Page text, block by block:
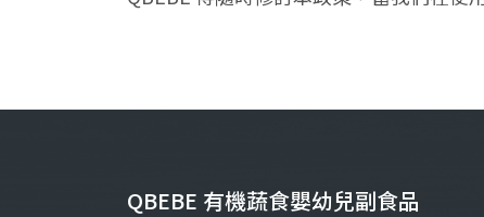
QBEBE 有機蔬食嬰幼兒副食品